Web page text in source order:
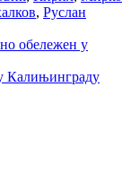
, Руслан
обележен у
Калињинграду